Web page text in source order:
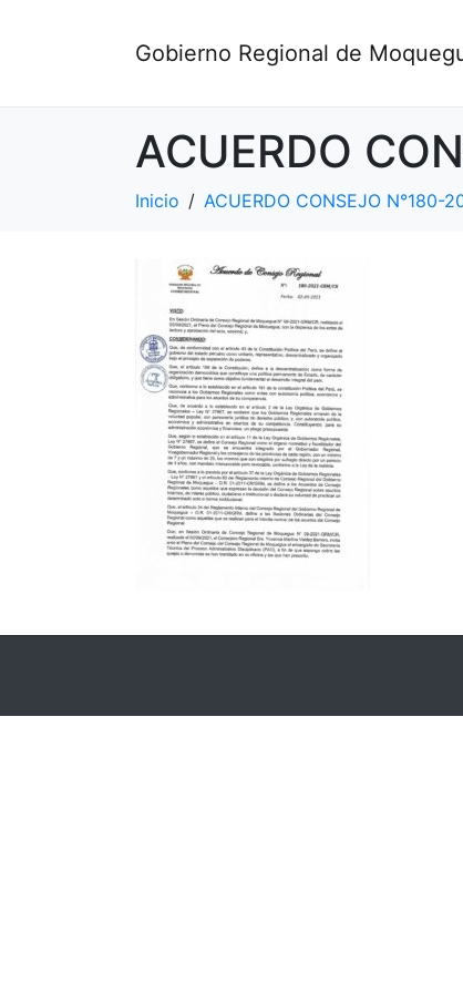
Gobierno Regional de
ACUERDO
Inicio ACUERDO CONSEJO N°180-